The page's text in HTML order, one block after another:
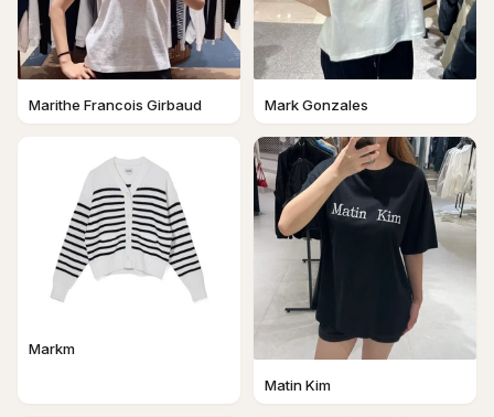
Marithe Francois Girbaud Mark Gonzales
Markm
Matin Kim